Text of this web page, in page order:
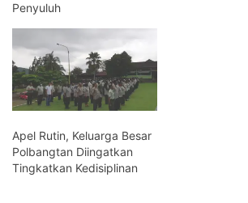
Penyuluh
Apel Rutin, Keluarga Besar
Polbangtan Diingatkan
Tingkatkan Kedisiplinan